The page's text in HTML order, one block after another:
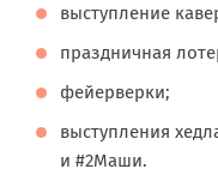
выступление
праздничная
фейерверки;
выступления
и #2Маши.